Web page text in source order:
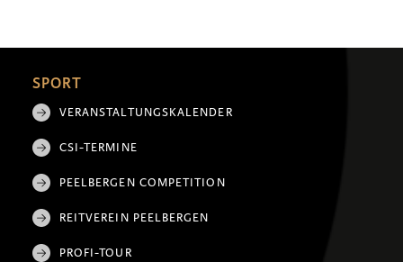
SPORT
VERANSTALTUNGSKALENDER
CSI-TERMINE
PEELBERGEN COMPETITION
REITVEREIN PEELBERGEN
PROFI-TOUR